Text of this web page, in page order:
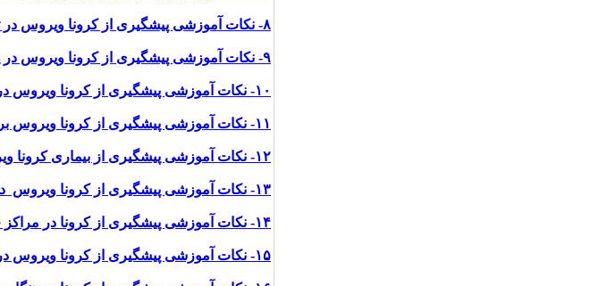
۸- نکات آموزشی پیشگیری از کرونا ویروس در تاکسی و اتوبوس های داخل شهری
۹- نکات آموزشی پیشگیری از کرونا ویروس در پمپ بنزین ها و پمپ های گاز(ویرایش سوم)
۱۰- نکات آموزشی پیشگیری از کرونا ویروس در بانک ها(ویرایش سوم)
۱۱- نکات آموزشی پیشگیری از کرونا ویروس برای استفاده از عابر بانک. (ویرایش سوم)
۱۲- نکات آموزشی پیشگیری از بیماری کرونا ویروس برای ورود و خروج از منزل
۱۳- نکات آموزشی پیشگیری از کرونا ویروس در آرایشگاه ها (ویرایش سوم)
۱۴- نکات آموزشی پیشگیری از کرونا در مراکز خرید و فروشگاه ها(ویرایش دوم)
۱۵- نکات آموزشی پیشگیری از کرونا ویروس در مهمانی